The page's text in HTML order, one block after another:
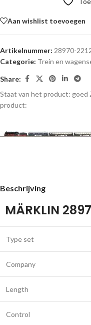
Aan wishlist toevoegen
Artikelnummer: 28970-
Categorie: Trein en
Share:
Staat van het product: goed
product:
Beschrijving
MÄRKLIN
Type set
Company
Length
Control